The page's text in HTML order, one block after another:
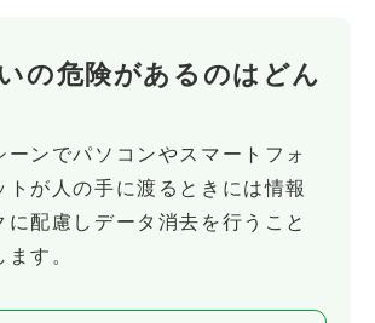
の危険があるのはどん
ーンでパソコンやスマートフォ
トが人の手に渡るときには情報
に配慮しデータ消去を行うこと
す。